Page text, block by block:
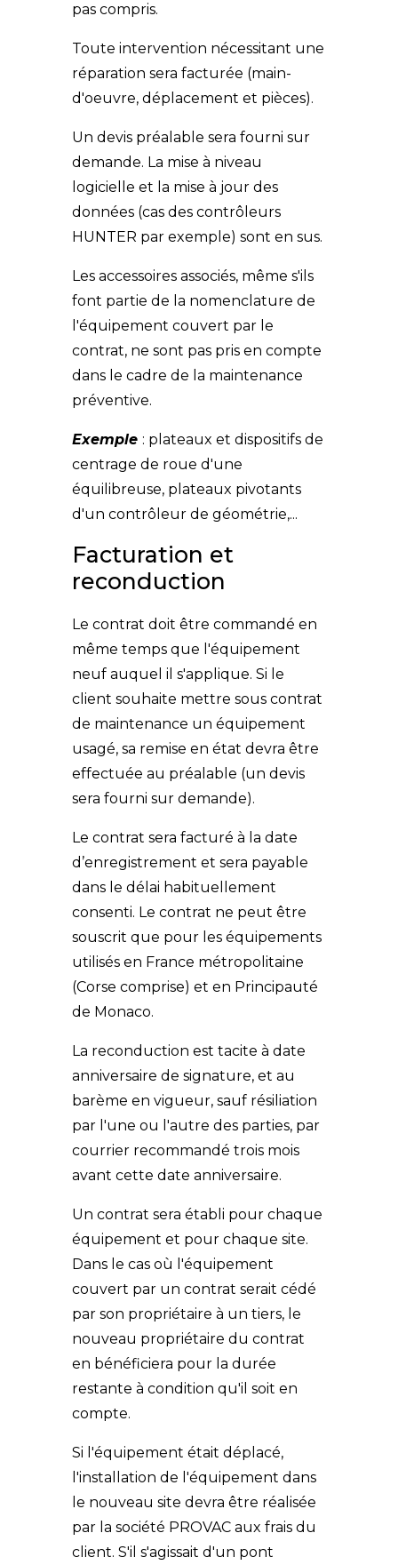
pas compris.
Toute intervention nécessitant une
réparation sera facturée (main-
d'oeuvre, déplacement et pièces).
Un devis préalable sera fourni sur
demande. La mise à niveau
logicielle et la mise à jour des
données (cas des contrôleurs
HUNTER par exemple) sont en sus.
Les accessoires associés, même s'ils
font partie de la nomenclature de
l'équipement couvert par le
contrat, ne sont pas pris en compte
dans le cadre de la maintenance
préventive.
Exemple : plateaux et dispositifs de
centrage de roue d'une
équilibreuse, plateaux pivotants
d'un contrôleur de géométrie,...
Facturation et
reconduction
Le contrat doit être commandé en
même temps que l'équipement
neuf auquel il s'applique. Si le
client souhaite mettre sous contrat
de maintenance un équipement
usagé, sa remise en état devra être
effectuée au préalable (un devis
sera fourni sur demande).
Le contrat sera facturé à la date
d’enregistrement et sera payable
dans le délai habituellement
consenti. Le contrat ne peut être
souscrit que pour les équipements
utilisés en France métropolitaine
(Corse comprise) et en Principauté
de Monaco.
La reconduction est tacite à date
anniversaire de signature, et au
barème en vigueur, sauf résiliation
par l'une ou l'autre des parties, par
courrier recommandé trois mois
avant cette date anniversaire.
Un contrat sera établi pour chaque
équipement et pour chaque site.
Dans le cas où l'équipement
couvert par un contrat serait cédé
par son propriétaire à un tiers, le
nouveau propriétaire du contrat
en bénéficiera pour la durée
restante à condition qu'il soit en
compte.
Si l'équipement était déplacé,
l'installation de l'équipement dans
le nouveau site devra être réalisée
par la société PROVAC aux frais du
client. S'il s'agissait d'un pont